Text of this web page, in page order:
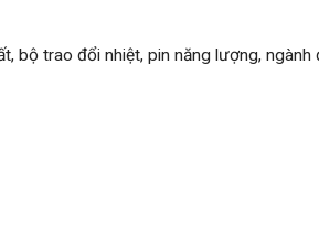
bộ trao đổi nhiệt, pin năng lượng,